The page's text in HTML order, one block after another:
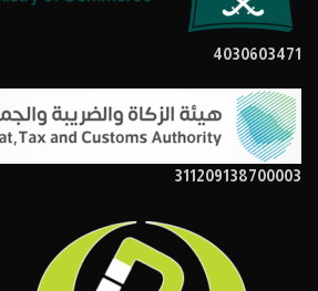
4030603471
311209138700003